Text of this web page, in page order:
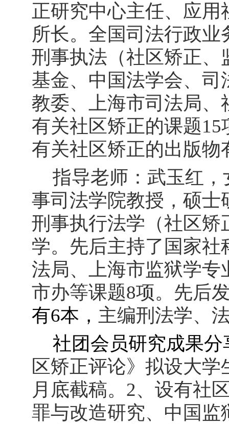
正研究中心主任、应
所长。全国司法行政
刑事执法（社区矫正
基金、中国法学会、
教委、上海市司法局
有关社区矫正的课题15
有关社区矫正的出版物
指导老师：武玉红
事司法学院教授，硕
刑事执行法学（社区
学。先后主持了国家
法局、上海市监狱学
市办等课题8项。先后
有6本， 主编刑法学、
社团会员研究成果分
区矫正评论》拟设大
月底截稿。2、设有社
罪与改造研究、中国